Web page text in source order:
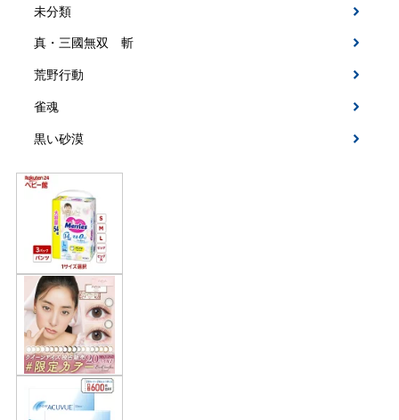
未分類
真・三國無双 斬
荒野行動
雀魂
黒い砂漠